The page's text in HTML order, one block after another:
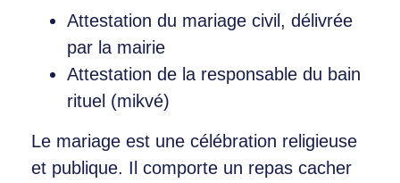
Attestation du mariage civil, délivrée
par la mairie
Attestation de la responsable du bain
rituel (mikvé)
Le mariage est une célébration religieuse
et publique. Il comporte un repas cacher